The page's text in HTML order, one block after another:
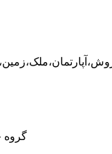
گروه